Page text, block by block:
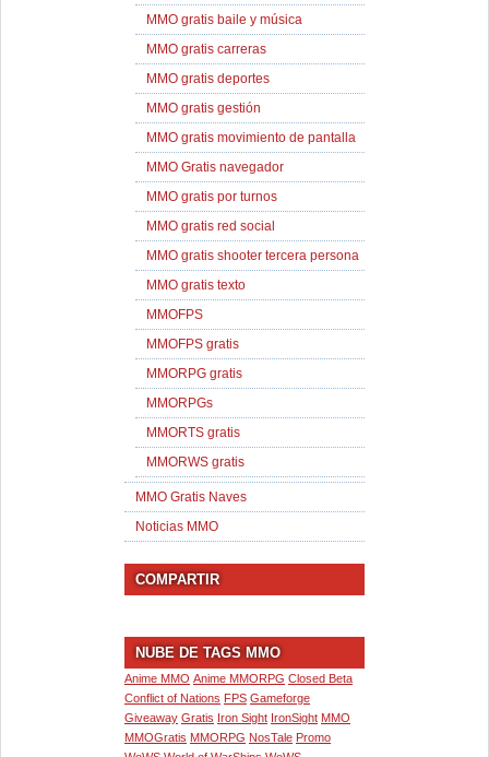
MMO gratis baile y música
MMO gratis carreras
MMO gratis deportes
MMO gratis gestión
MMO gratis movimiento de pantalla
MMO Gratis navegador
MMO gratis por turnos
MMO gratis red social
MMO gratis shooter tercera persona
MMO gratis texto
MMOFPS
MMOFPS gratis
MMORPG gratis
MMORPGs
MMORTS gratis
MMORWS gratis
MMO Gratis Naves
Noticias MMO
COMPARTIR
NUBE DE TAGS MMO
Anime MMO Anime MMORPG Closed Beta
Conflict of Nations FPS Gameforge
Giveaway Gratis Iron Sight IronSight MMO
MMOGratis MMORPG NosTale Promo